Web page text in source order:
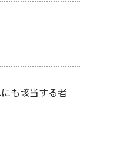
も該当する者